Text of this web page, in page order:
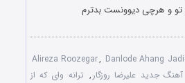
و هرچی دیوونست بدترم
Alireza Roozegar, Danlode Ahang
آهنگ جدید علیرضا روزگار , ترانه وای که از